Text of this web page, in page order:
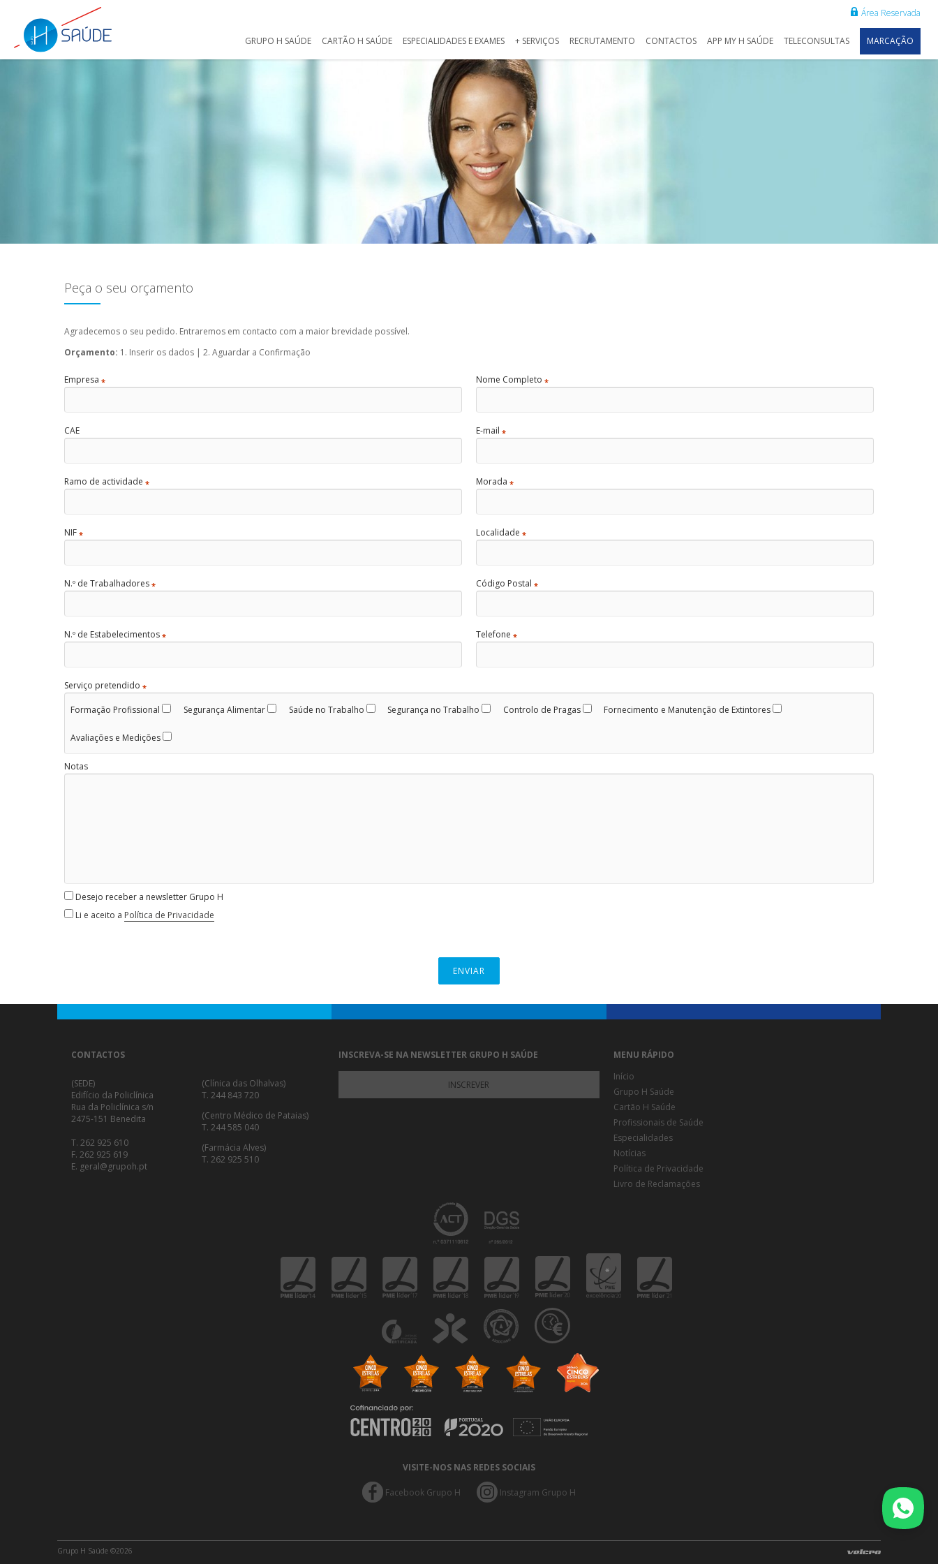
GRUPO H SAÚDE CARTÃO H SAÚDE ESPECIALIDADES E EXAMES + SERVIÇOS RECRUTAMENTO CONTACTOS APP MY H SAÚDE TELECONSULTAS MARCAÇÃO
Área Reservada
Peça o seu orçamento
Agradecemos o seu pedido. Entraremos em contacto com a maior brevidade possível.
Orçamento: 1. Inserir os dados | 2. Aguardar a Confirmação
Empresa *
CAE
Ramo de actividade *
NIF *
N.º de Trabalhadores *
N.º de Estabelecimentos *
Nome Completo *
E-mail *
Morada *
Localidade *
Código Postal *
Telefone *
Serviço pretendido *
Formação Profissional Segurança Alimentar Saúde no Trabalho Segurança no Trabalho Controlo de Pragas Fornecimento e Manutenção de Extintores
Avaliações e Medições
Notas
Desejo receber a newsletter Grupo H
Li e aceito a Política de Privacidade
ENVIAR
CONTACTOS
(SEDE)
Edifício da Policlínica
Rua da Policlínica s/n
2475-151 Benedita
T. 262 925 610
F. 262 925 619
E. geral@grupoh.pt
(Clínica das Olhalvas)
T. 244 843 720
(Centro Médico de Pataias)
T. 244 585 040
(Farmácia Alves)
T. 262 925 510
MENU RÁPIDO
Início
Grupo H Saúde
Cartão H Saúde
Profissionais de Saúde
Especialidades
Notícias
Política de Privacidade
Livro de Reclamações
INSCREVA-SE NA NEWSLETTER GRUPO H SAÚDE
INSCREVER
VISITE-NOS NAS REDES SOCIAIS
Facebook Grupo H Instagram Grupo H
Grupo H Saúde ©2026